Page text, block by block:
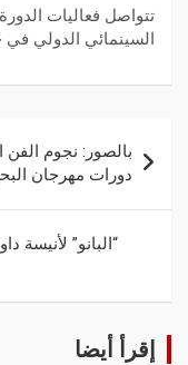
تتواصل فعاليات
السينمائي الدولي في جدة البلد
بالصور: نجوم
دورات مهرجان
“البانو” لأنيسة
إقرأ أيضا